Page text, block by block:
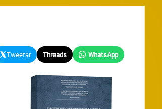
Tweetar Threads WhatsApp